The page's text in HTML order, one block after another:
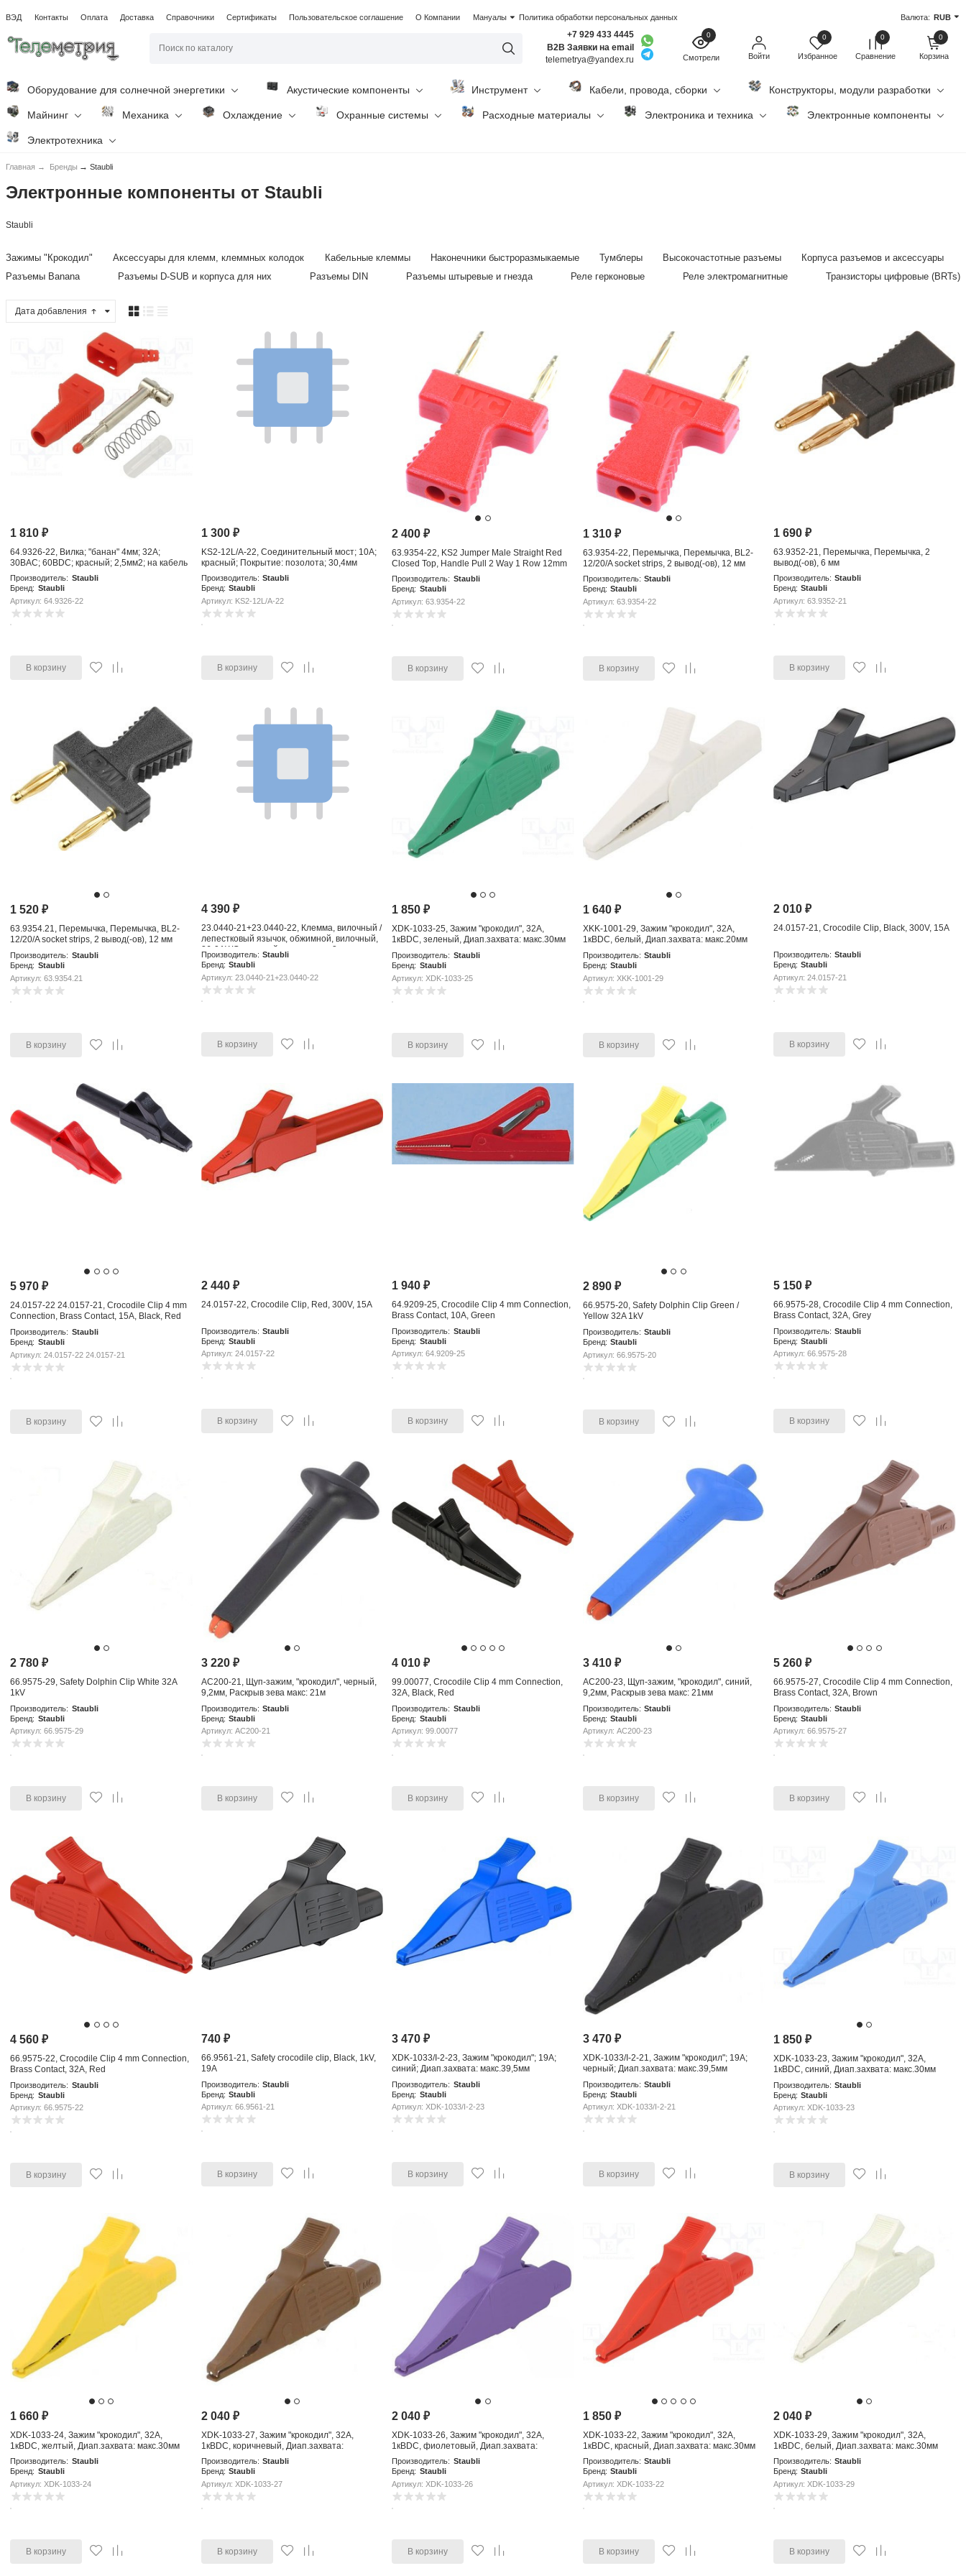
ВЭД Контакты Оплата Доставка Справочники Сертификаты Пользовательское соглашение О Компании Мануалы Политика обработки персональных данных Валюта: RUB
+7 929 433 4445
B2B Заявки на email
telemetrya@yandex.ru
0
Смотрели Войти
0
Избранное
0
Сравнение
0
Корзина
Оборудование для солнечной энергетики Акустические компоненты Инструмент Кабели, провода, сборки Конструкторы, модули разработки
Майнинг Механика Охлаждение Охранные системы Расходные материалы Электроника и техника Электронные компоненты
Электротехника
Главная → Бренды → Staubli
Электронные компоненты от Staubli
Staubli
Зажимы "Крокодил" Аксессуары для клемм, клеммных колодок Кабельные клеммы Наконечники быстроразмыкаемые Тумблеры Высокочастотные разъемы
Корпуса разъемов и аксессуары
Разъемы Banana
Разъемы D-SUB и корпуса для них Разъемы DIN Разъемы штыревые и гнезда Реле герконовые Реле электромагнитные Транзисторы цифровые (BRTs)
Дата добавления
1 810₽
64.9326-22, Вилка; "банан" 4мм; 32А;
30ВAC; 60ВDC; красный; 2,5мм2; на кабель
Производитель: Staubli
Бренд: Staubli
Артикул: 64.9326-22
В корзину
1 300 ₽
KS2-12L/A-22, Соединительный мост; 10А;
красный; Покрытие: позолота; 30,4мм
Производитель: Staubli
Бренд: Staubli
Артикул: KS2-12L/A-22
В корзину
2 400₽
63.9354-22, KS2 Jumper Male Straight Red
Closed Top, Handle Pull 2 Way 1 Row 12mm
Pitch
Производитель: Staubli
Бренд: Staubli
Артикул: 63.9354-22
В корзину
1 310 ₽
63.9354-22, Перемычка, Перемычка, BL2-
12/20/A socket strips, 2 вывод(-ов), 12 мм
Производитель: Staubli
Бренд: Staubli
Артикул: 63.9354-22
В корзину
1 690₽
63.9352-21, Перемычка, Перемычка, 2
вывод(-ов), 6 мм
Производитель: Staubli
Бренд: Staubli
Артикул: 63.9352-21
В корзину
1 520₽
63.9354.21, Перемычка, Перемычка, BL2-
12/20/A socket strips, 2 вывод(-ов), 12 мм
Производитель: Staubli
Бренд: Staubli
Артикул: 63.9354.21
В корзину
4 390 ₽
23.0440-21+23.0440-22, Клемма, вилочный /
лепестковый язычок, обжимной, вилочный,
26-0AWG, красный, упаковка из 2
Производитель: Staubli
Бренд: Staubli
Артикул: 23.0440-21+23.0440-22
В корзину
1 850₽
XDK-1033-25, Зажим "крокодил", 32А,
1кВDC, зеленый, Диап.захвата: макс.30мм
Производитель: Staubli
Бренд: Staubli
Артикул: XDK-1033-25
В корзину
1 640 ₽
XKK-1001-29, Зажим "крокодил", 32А,
1кВDC, белый, Диап.захвата: макс.20мм
Производитель: Staubli
Бренд: Staubli
Артикул: XKK-1001-29
В корзину
2 010₽
24.0157-21, Crocodile Clip, Black, 300V, 15A
Производитель: Staubli
Бренд: Staubli
Артикул: 24.0157-21
В корзину
5 970₽
24.0157-22 24.0157-21, Crocodile Clip 4 mm
Connection, Brass Contact, 15A, Black, Red
Производитель: Staubli
Бренд: Staubli
Артикул: 24.0157-22 24.0157-21
В корзину
2 440 ₽
24.0157-22, Crocodile Clip, Red, 300V, 15A
Производитель: Staubli
Бренд: Staubli
Артикул: 24.0157-22
В корзину
1 940₽
64.9209-25, Crocodile Clip 4 mm Connection,
Brass Contact, 10A, Green
Производитель: Staubli
Бренд: Staubli
Артикул: 64.9209-25
В корзину
2 890 ₽
66.9575-20, Safety Dolphin Clip Green /
Yellow 32A 1kV
Производитель: Staubli
Бренд: Staubli
Артикул: 66.9575-20
В корзину
5 150₽
66.9575-28, Crocodile Clip 4 mm Connection,
Brass Contact, 32A, Grey
Производитель: Staubli
Бренд: Staubli
Артикул: 66.9575-28
В корзину
2 780₽
66.9575-29, Safety Dolphin Clip White 32A
1kV
Производитель: Staubli
Бренд: Staubli
Артикул: 66.9575-29
В корзину
3 220 ₽
AC200-21, Щуп-зажим, "крокодил", черный,
9,2мм, Раскрыв зева макс: 21м
Производитель: Staubli
Бренд: Staubli
Артикул: AC200-21
В корзину
4 010₽
99.00077, Crocodile Clip 4 mm Connection,
32A, Black, Red
Производитель: Staubli
Бренд: Staubli
Артикул: 99.00077
В корзину
3 410 ₽
AC200-23, Щуп-зажим, "крокодил", синий,
9,2мм, Раскрыв зева макс: 21мм
Производитель: Staubli
Бренд: Staubli
Артикул: AC200-23
В корзину
5 260₽
66.9575-27, Crocodile Clip 4 mm Connection,
Brass Contact, 32A, Brown
Производитель: Staubli
Бренд: Staubli
Артикул: 66.9575-27
В корзину
4 560₽
66.9575-22, Crocodile Clip 4 mm Connection,
Brass Contact, 32A, Red
Производитель: Staubli
Бренд: Staubli
Артикул: 66.9575-22
В корзину
740 ₽
66.9561-21, Safety crocodile clip, Black, 1kV,
19A
Производитель: Staubli
Бренд: Staubli
Артикул: 66.9561-21
В корзину
3 470₽
XDK-1033/I-2-23, Зажим "крокодил"; 19А;
синий; Диап.захвата: макс.39,5мм
Производитель: Staubli
Бренд: Staubli
Артикул: XDK-1033/I-2-23
В корзину
3 470 ₽
XDK-1033/I-2-21, Зажим "крокодил"; 19А;
черный; Диап.захвата: макс.39,5мм
Производитель: Staubli
Бренд: Staubli
Артикул: XDK-1033/I-2-21
В корзину
1 850₽
XDK-1033-23, Зажим "крокодил", 32А,
1кВDC, синий, Диап.захвата: макс.30мм
Производитель: Staubli
Бренд: Staubli
Артикул: XDK-1033-23
В корзину
1 660₽
XDK-1033-24, Зажим "крокодил", 32А,
1кВDC, желтый, Диап.захвата: макс.30мм
Производитель: Staubli
Бренд: Staubli
Артикул: XDK-1033-24
В корзину
2 040 ₽
XDK-1033-27, Зажим "крокодил", 32А,
1кВDC, коричневый, Диап.захвата:
макс.30мм
Производитель: Staubli
Бренд: Staubli
Артикул: XDK-1033-27
В корзину
2 040₽
XDK-1033-26, Зажим "крокодил", 32А,
1кВDC, фиолетовый, Диап.захвата:
макс.30мм
Производитель: Staubli
Бренд: Staubli
Артикул: XDK-1033-26
В корзину
1 850 ₽
XDK-1033-22, Зажим "крокодил", 32А,
1кВDC, красный, Диап.захвата: макс.30мм
Производитель: Staubli
Бренд: Staubli
Артикул: XDK-1033-22
В корзину
2 040₽
XDK-1033-29, Зажим "крокодил", 32А,
1кВDC, белый, Диап.захвата: макс.30мм
Производитель: Staubli
Бренд: Staubli
Артикул: XDK-1033-29
В корзину